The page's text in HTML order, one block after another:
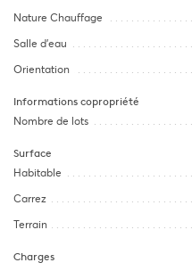
Nature Chauffage
Salle d’eau
Orientation
Informations copropriété
Nombre de lots
Surface
Habitable
Carrez
Terrain
Charges